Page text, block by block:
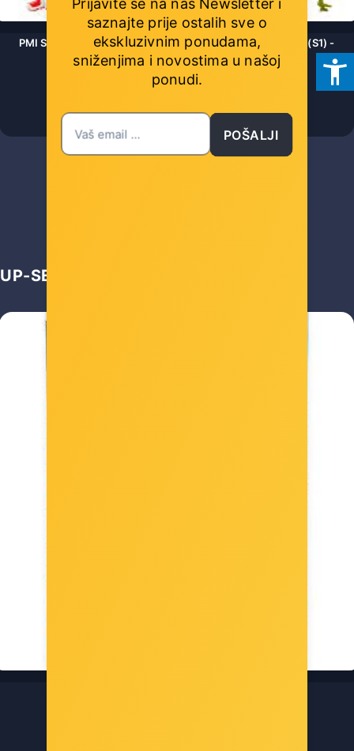
PMI SONIC PRIME- 1 PACK COLLECTIBLE FIGURE 6,5CM (S1) -
ASSORTED - 7290117585337
Popust za gotovinu
UP-SELL
saznajte prije ostalih sve o
ekskluzivnim ponudama,
sniženjima i novostima u našoj
ponudi.
POŠALJI